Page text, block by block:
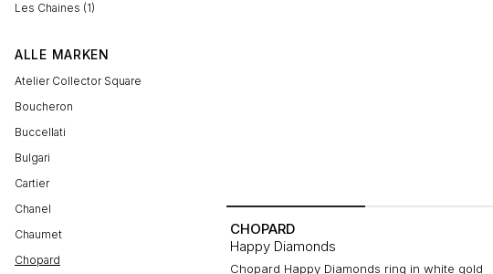
Les Chaines (1)
ALLE MARKEN
Atelier Collector Square
Boucheron
Buccellati
Bulgari
Cartier
Chanel
Chaumet
Chopard
CHOPARD
Happy Diamonds
Chopard Happy Diamonds ring in white gold